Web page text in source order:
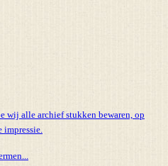
wij alle archief stukken bewaren, op
impressie.